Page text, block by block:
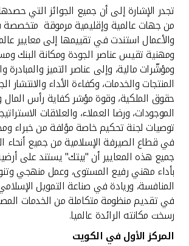
تجدر الإشارة إلى أن جميع الجوائز التي
من جهات عالمية وإقليمية مرموقة متخصصة
والأعمال استندت في تقييمها إلى معايير
ومهنية تقيس عناصر الجودة ومكانة البنك
ومؤشّرات مالية، وإلى عناصر التميز والمبادرة
المنتجات والخدمات، وكفاءة الأداء والانتشار
حقوق الملكية، وقوة مؤشر كفاية رأس المال
الموجودات، ورضا العملاء، والعلاقات
توصيات لجنة تحكيم خاصة مؤلفة من خبراء
في قطاع الصيرفة الإسلامية من جميع أنحاء
جميع هذه المعايير أن "بيتك" يستند على
بأداء مهني رفيع المستوى، وعمل منهجي
المنافسة، وريادة في صناعة التمويل
في تقديم منظومة متكاملة من الخدمات
رسخت مكانته الرائدة عالميا.
المركز الأول في الكويت